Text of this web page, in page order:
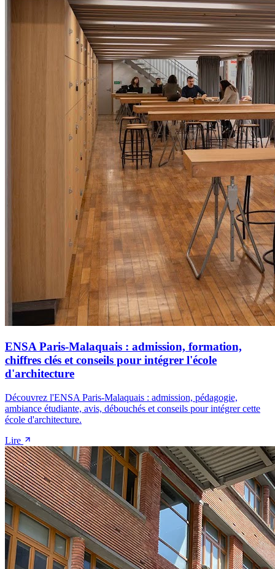
ENSA Paris-Malaquais : admission, formation,
chiffres clés et conseils pour intégrer l'école
d'architecture
Découvrez l'ENSA Paris-Malaquais : admission, pédagogie,
ambiance étudiante, avis, débouchés et conseils pour intégrer cette
école d'architecture.
Lire